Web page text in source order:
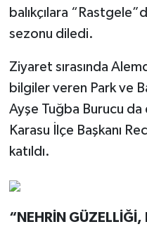
balıkçılara
sezonu diledi.
Ziyaret sırasında
bilgiler veren Park ve
Ayşe Tuğba Burucu da
Karasu İlçe Başkanı
katıldı.
“NEHRİN GÜZELLİĞİ,